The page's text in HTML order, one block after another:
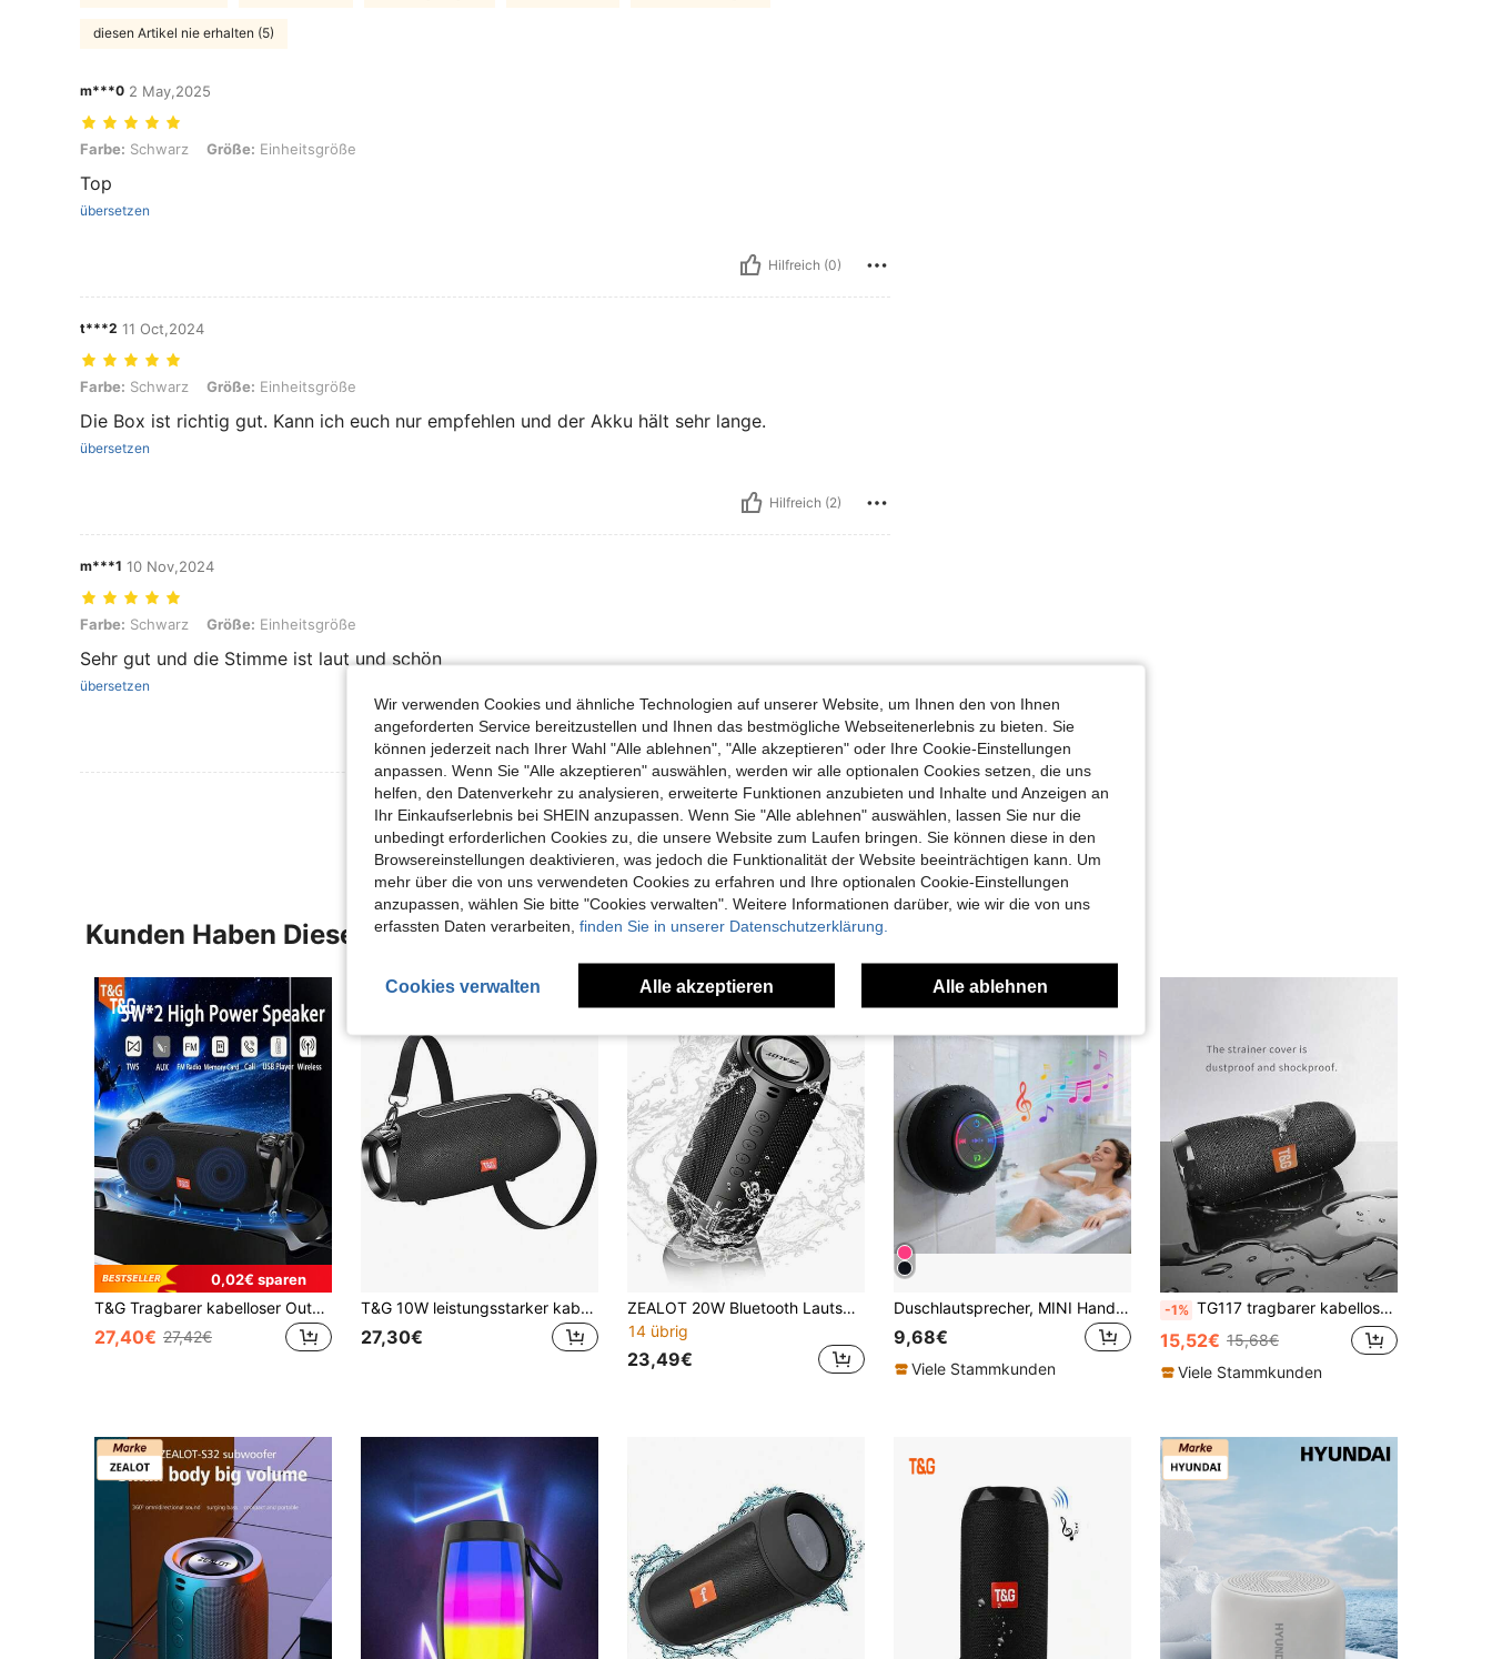
diesen Artikel nie erhalten (5)
m***0 2 May,2025
Farbe: Schwarz, Größe: Einheitsgröße
Farbe: Schwarz Größe: Einheitsgröße
Top
übersetzen
Hilfreich (0)
t***2 11 Oct,2024
Farbe: Schwarz, Größe: Einheitsgröße
Farbe: Schwarz Größe: Einheitsgröße
Die Box ist richtig gut. Kann ich euch nur empfehlen und der Akku hält sehr lange.
übersetzen
Hilfreich (2)
m***1 10 Nov,2024
Farbe: Schwarz, Größe: Einheitsgröße
Farbe: Schwarz Größe: Einheitsgröße
Sehr gut und die Stimme ist laut und schön
übersetzen
Hilfreich (1)
Mehr Bewertungen Ansehen
Kunden Haben Diese Artikel Auch Angeschaut
0,02€ sparen
T&G Tragbarer kabelloser Outdoor-Bluetooth-Lautsprecher mit TWS-Stereo-Kopplung, TF-Karte, USB-Flash-Laufwerk, AUX-Audioausgang, FM-Multifunktionswiedergabe und Trageschlaufe für Hand- und Schultertragung im Dual-Modus
27,40€ 27,42€
T&G 10W leistungsstarker kabelloser tragbarer Outdoor Bluetooth Subwoofer, wasserdicht und staubgeschützt mit Tragschlaufe, zum Tragen in der Hand oder mit Schultergurt, unterstützt Audio-Ausgabe, USB-Karte, eingebauter wiederaufladbarer Akku
27,30€
ZEALOT 20W Bluetooth Lautsprecher, tragbarer Outdoor-Subwoofer-Lautsprecher, IPX5 wasserdicht, kabelloser Lautsprecher, Dual-Geräte-Kopplung, 1800mAh Akku, 6 Stunden Spielzeit, lauter Stereo-Sound, kraftvoller Bass
14 übrig
23,49€
Duschlautsprecher, MINI Handy kabelloser Lautsprecher, Elektronikgeschenke Mini tragbarer Lautsprecher mit Saugnapf und Mikrofon für Badezimmer
9,68€
Viele Stammkunden
-1% TG117 tragbarer kabelloser Outdoor-Lautsprecher, unterstützt TF-Karte, UKW-Radio und AUX-Eingang, Schwarz 1200mAh
15,52€ 15,68€
Viele Stammkunden
Wir verwenden Cookies und ähnliche Technologien auf unserer Website, um Ihnen den von Ihnen
angeforderten Service bereitzustellen und Ihnen das bestmögliche Webseitenerlebnis zu bieten. Sie
können jederzeit nach Ihrer Wahl "Alle ablehnen", "Alle akzeptieren" oder Ihre Cookie-Einstellungen
anpassen. Wenn Sie "Alle akzeptieren" auswählen, werden wir alle optionalen Cookies setzen, die uns
helfen, den Datenverkehr zu analysieren, erweiterte Funktionen anzubieten und Inhalte und Anzeigen an
Ihr Einkaufserlebnis bei SHEIN anzupassen. Wenn Sie "Alle ablehnen" auswählen, lassen Sie nur die
unbedingt erforderlichen Cookies zu, die unsere Website zum Laufen bringen. Sie können diese in den
Browsereinstellungen deaktivieren, was jedoch die Funktionalität der Website beeinträchtigen kann. Um
mehr über die von uns verwendeten Cookies zu erfahren und Ihre optionalen Cookie-Einstellungen
anzupassen, wählen Sie bitte "Cookies verwalten". Weitere Informationen darüber, wie wir die von uns
erfassten Daten verarbeiten, finden Sie in unserer Datenschutzerklärung.
Cookies verwalten Alle akzeptieren Alle ablehnen